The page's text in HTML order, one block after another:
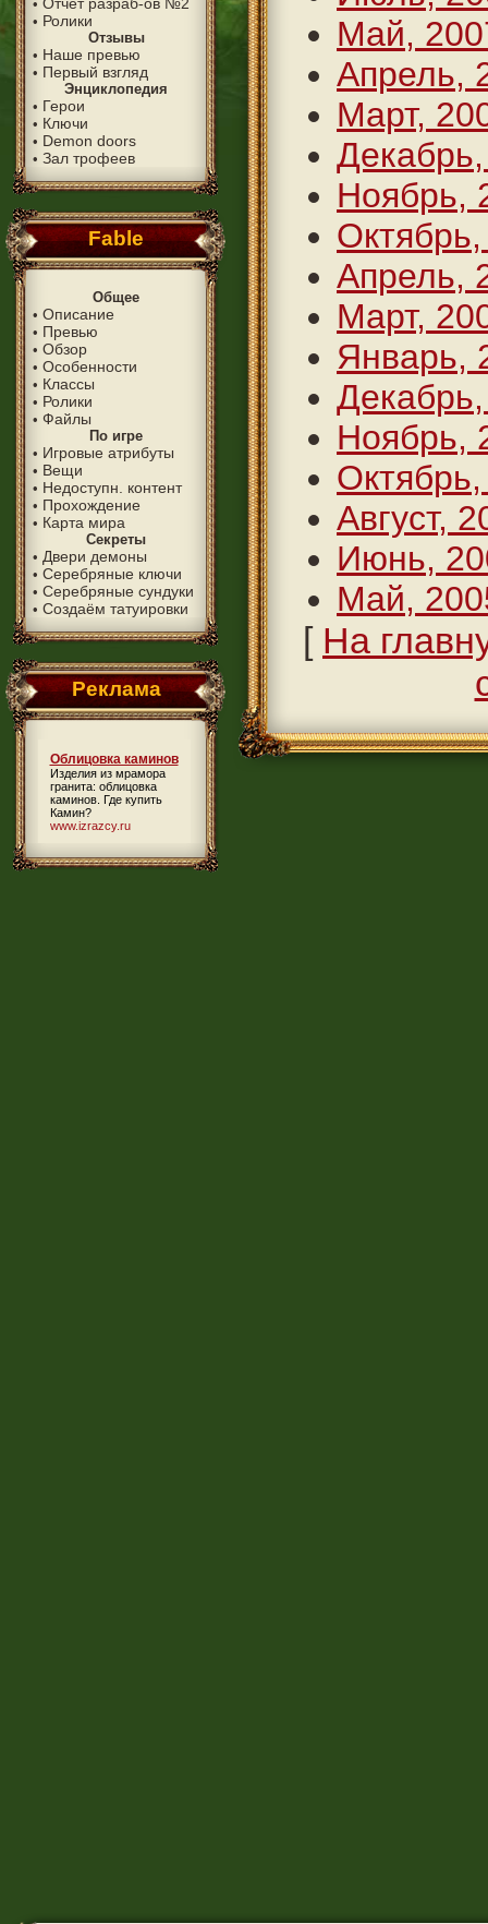
•
• Ролики
Отзывы
• Наше превью
• Первый взгляд
Энциклопедия
• Герои
• Ключи
• Demon doors
• Зал трофеев
Fable
Общее
• Описание
• Превью
• Обзор
• Особенности
• Классы
• Ролики
• Файлы
По игре
• Игровые атрибуты
• Вещи
• Недоступн. контент
• Прохождение
• Карта мира
Секреты
• Двери демоны
• Серебряные ключи
• Серебряные сундуки
• Создаём татуировки
Реклама
Облицовка каминов
Изделия из мрамора
гранита: облицовка
каминов. Где купить
Камин?
www.izrazcy.ru
Май,
Апрель,
Март,
Ноябрь,
Апрель,
Март,
Январь,
Ноябрь,
Август,
Июнь,
Май,
[ На